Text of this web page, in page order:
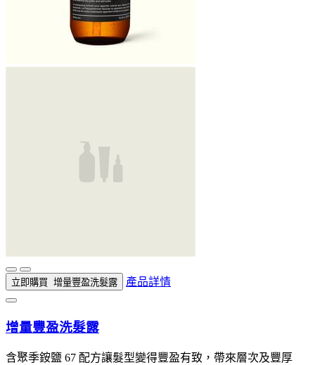
立即購買 增量豐盈洗髮露 產品詳情
增量豐盈洗髮露
含聚季銨鹽 67 配方讓髮型變得豐盈有致，帶來層次及豐厚